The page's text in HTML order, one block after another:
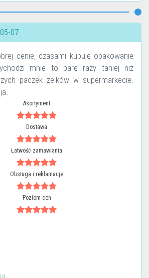
07
cenie, czasami kupuję opakowanie
mnie to parę razy taniej niż
paczek żelków w supermarkecie.
Asortyment
Dostawa
Łatwość zamawiania
Obsługa i reklamacje
Poziom cen